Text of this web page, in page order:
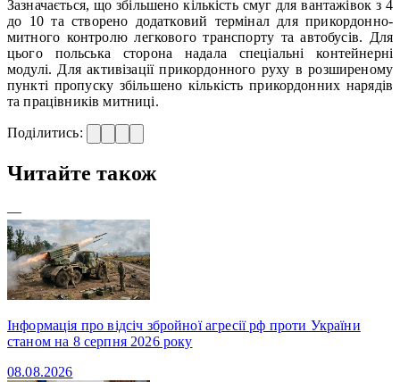
Зазначається, що збільшено кількість смуг для вантажівок з 4
до 10 та створено додатковий термінал для прикордонно-
митного контролю легкового транспорту та автобусів. Для
цього польська сторона надала спеціальні контейнерні
модулі. Для активізації прикордонного руху в розширеному
пункті пропуску збільшено кількість прикордонних нарядів
та працівників митниці.
Поділитись:
Читайте також
—
Інформація про відсіч збройної агресії рф проти України
станом на 8 серпня 2026 року
08.08.2026